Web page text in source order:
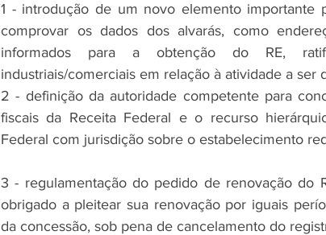
1 - introdução de um novo elemento importante
comprovar os dados dos alvarás, como
informados para a obtenção do RE,
industriais/comerciais em relação à atividade a ser
2 - definição da autoridade competente para
fiscais da Receita Federal e o recurso
Federal com jurisdição sobre o estabelecimento
3 - regulamentação do pedido de renovação do
obrigado a pleitear sua renovação por iguais
da concessão, sob pena de cancelamento do